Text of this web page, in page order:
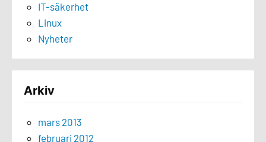
IT-säkerhet
Linux
Nyheter
Arkiv
mars 2013
februari 2012